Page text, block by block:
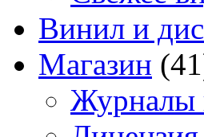
Винил и
Магазин
Журналы